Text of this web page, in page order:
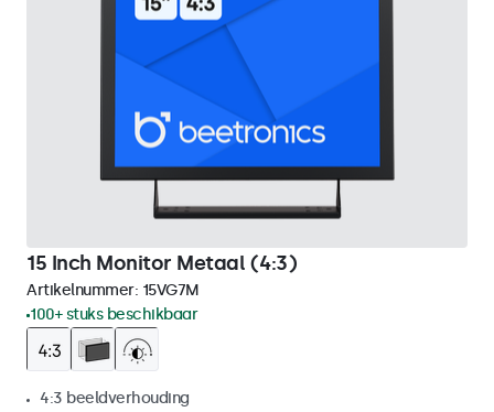
15 Inch Monitor Metaal (4:3)
Artikelnummer: 15VG7M
100+ stuks beschikbaar
4:3 beeldverhouding